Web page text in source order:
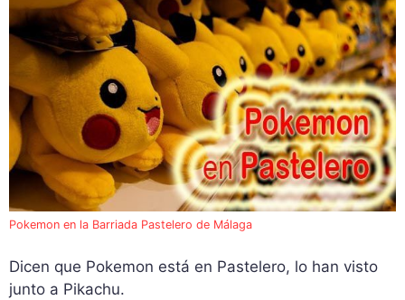
Pokemon en la Barriada Pastelero de Málaga
Dicen que Pokemon está en Pastelero, lo han visto
junto a Pikachu.